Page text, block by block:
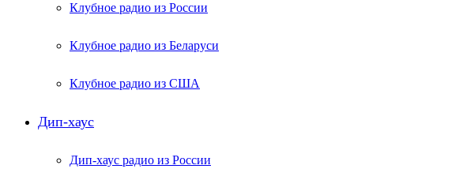
Клубное радио из России
Клубное радио из Беларуси
Клубное радио из США
Дип-хаус
Дип-хаус радио из России